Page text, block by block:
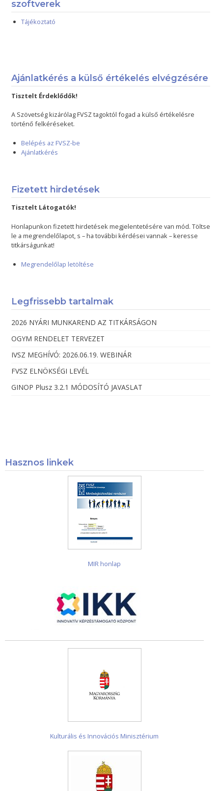
szoftverek
Tájékoztató
Ajánlatkérés a külső értékelés elvégzésére
Tisztelt Érdeklődők!
A Szövetség kizárólag FVSZ tagoktól fogad a külső értékelésre
történő felkéréseket.
Belépés az FVSZ-be
Ajánlatkérés
Fizetett hirdetések
Tisztelt Látogatók!
Honlapunkon fizetett hirdetések megjelentetésére van mód. Töltse
le a megrendelőlapot, s – ha további kérdései vannak – keresse
titkárságunkat!
Megrendelőlap letöltése
Legfrissebb tartalmak
2026 NYÁRI MUNKAREND AZ TITKÁRSÁGON
OGYM RENDELET TERVEZET
IVSZ MEGHÍVÓ: 2026.06.19. WEBINÁR
FVSZ ELNÖKSÉGI LEVÉL
GINOP Plusz 3.2.1 MÓDOSÍTÓ JAVASLAT
Hasznos linkek
MIR honlap
Kulturális és Innovációs Minisztérium